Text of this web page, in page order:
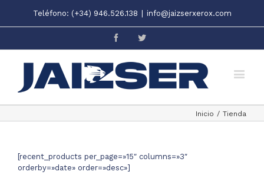
Teléfono: (+34) 946.526.138 info@jaizserxerox.com
FacebookTwitter
Inicio / Tienda
[recent_products per_page=»15″ columns=»3″
orderby=»date» order=»desc»]